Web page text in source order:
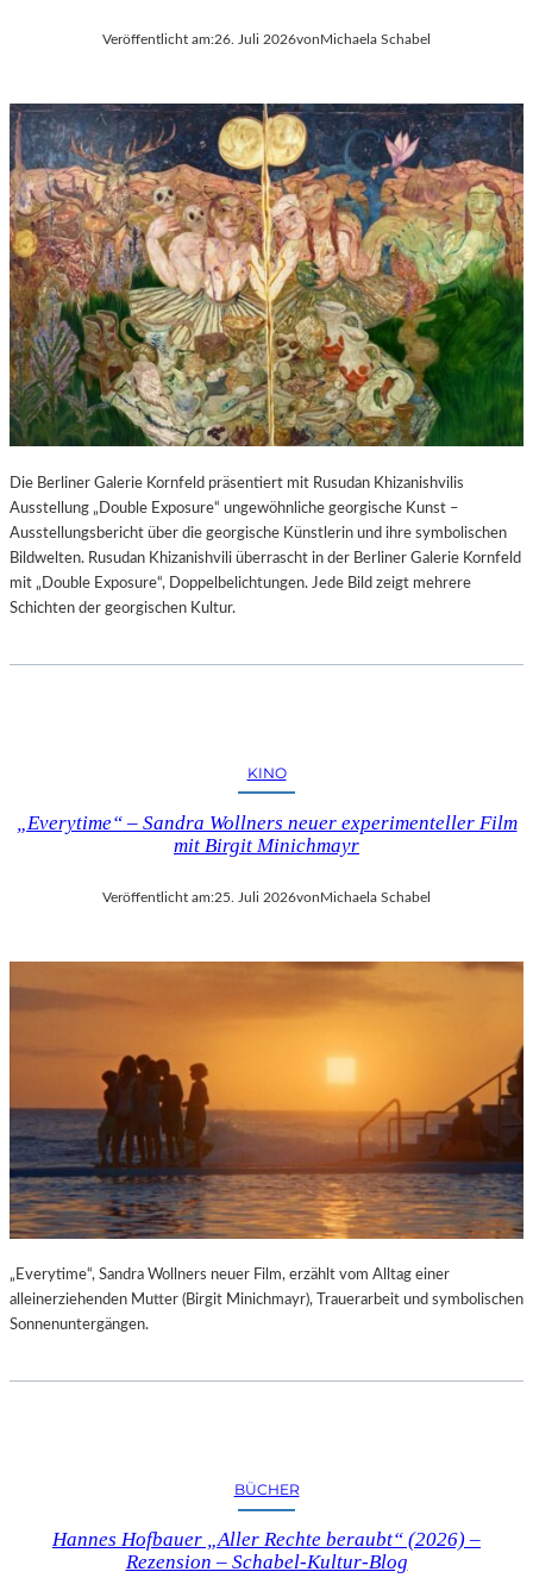
Veröffentlicht am:26. Juli 2026vonMichaela Schabel
Die Berliner Galerie Kornfeld präsentiert mit Rusudan Khizanishvilis
Ausstellung „Double Exposure“ ungewöhnliche georgische Kunst –
Ausstellungsbericht über die georgische Künstlerin und ihre symbolischen
Bildwelten. Rusudan Khizanishvili überrascht in der Berliner Galerie Kornfeld
mit „Double Exposure“, Doppelbelichtungen. Jede Bild zeigt mehrere
Schichten der georgischen Kultur.
KINO
„Everytime“ – Sandra Wollners neuer experimenteller Film
mit Birgit Minichmayr
Veröffentlicht am:25. Juli 2026vonMichaela Schabel
„Everytime“, Sandra Wollners neuer Film, erzählt vom Alltag einer
alleinerziehenden Mutter (Birgit Minichmayr), Trauerarbeit und symbolischen
Sonnenuntergängen.
BÜCHER
Hannes Hofbauer „Aller Rechte beraubt“ (2026) –
Rezension – Schabel-Kultur-Blog